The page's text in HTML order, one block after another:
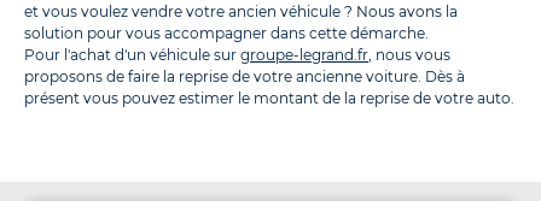
et vous voulez vendre votre ancien véhicule ? Nous avons la
solution pour vous accompagner dans cette démarche.
Pour l'achat d'un véhicule sur groupe-legrand.fr , nous vous
proposons de faire la reprise de votre ancienne voiture. Dès à
présent vous pouvez estimer le montant de la reprise de votre auto.